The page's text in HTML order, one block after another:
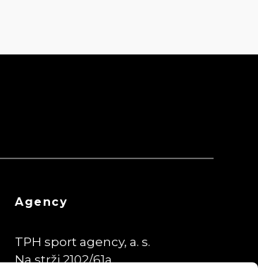
Agency
TPH sport agency, a. s.
Na strži 2102/61a